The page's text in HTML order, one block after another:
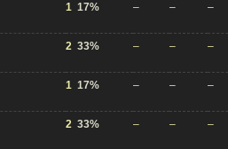
1 17% – – –
2 33% – – –
1 17% – – –
2 33% – – –